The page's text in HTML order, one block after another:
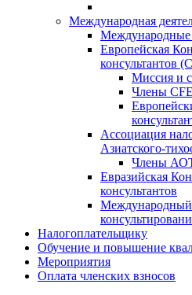
Международная
Международные
Европейская
консультантов
Миссия и
Члены CFE
Ассоциация
Азиатского-
Члены
Евразийская
консультантов
Международный
Налогоплательщику
Обучение и повышение
Мероприятия
Оплата членских взносов